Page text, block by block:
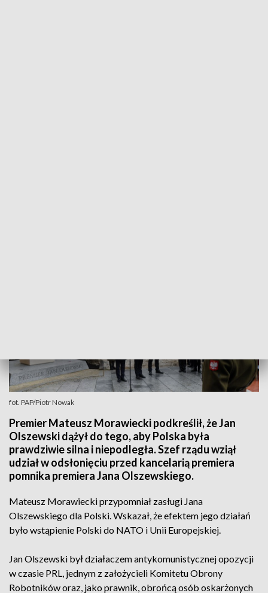
fot. PAP/Piotr Nowak
Premier Mateusz Morawiecki podkreślił, że Jan
Olszewski dążył do tego, aby Polska była
prawdziwie silna i niepodległa. Szef rządu wziął
udział w odsłonięciu przed kancelarią premiera
pomnika premiera Jana Olszewskiego.
Mateusz Morawiecki przypomniał zasługi Jana
Olszewskiego dla Polski. Wskazał, że efektem jego działań
było wstąpienie Polski do NATO i Unii Europejskiej.
Jan Olszewski był działaczem antykomunistycznej opozycji
w czasie PRL, jednym z założycieli Komitetu Obrony
Robotników oraz, jako prawnik, obrońcą osób oskarżonych